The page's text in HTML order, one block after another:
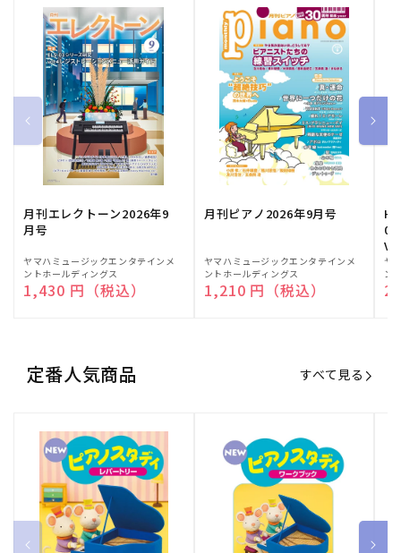
月刊エレクトーン2026年9
月号
販
売
元:
ヤマハミュージックエンタテインメ
ントホールディングス
通常価格
1,430 円（税込）
月刊ピアノ2026年9月号
販
売
元:
ヤマハミュージックエンタテインメ
ントホールディングス
通常価格
1,210 円（税込）
販
売
元:
ヤ
ン
定番人気商品 すべて見る